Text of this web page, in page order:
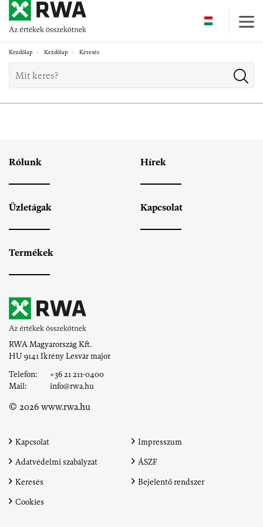
Skip
main
content
Kezdőlap Kezdőlap Keresés
Rólunk Hírek
Üzletágak Kapcsolat
Termékek
RWA Magyarország Kft.
HU 9141 IkrényLesvár major
Telefon:
+36 21 211-0400
Mail:
info@rwa.hu
© 2026 www.rwa.hu
Kapcsolat
Impresszum
Adatvédelmi szabályzat
ÁSZF
Keresés
Bejelentő rendszer
Cookies